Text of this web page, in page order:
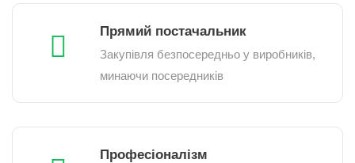
Прямий постачальник
Закупівля безпосередньо у виробників,
минаючи посередників
Професіоналізм